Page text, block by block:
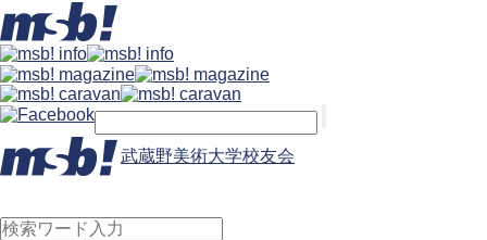
武蔵野美術大学校友会